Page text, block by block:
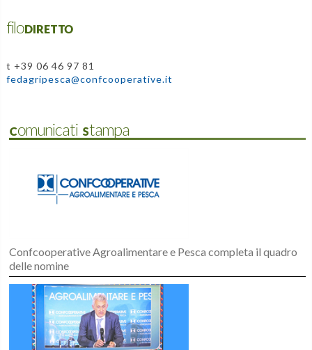
filoDIRETTO
t +39 06 46 97 81
fedagripesca@confcooperative.it
Comunicati Stampa
Confcooperative Agroalimentare e Pesca completa il quadro
delle nomine